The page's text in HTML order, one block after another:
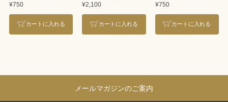
¥750
カートに入れる
¥2,100
カートに入れる
¥750
カートに入れる
メールマガジンのご案内